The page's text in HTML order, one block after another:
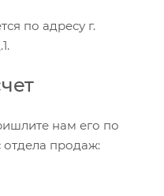
по адресу г.
нам его по
отдела продаж: